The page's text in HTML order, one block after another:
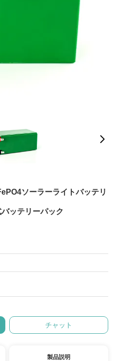
ソーラーライトバッテリ
ッテリーパック
チャット
製品説明